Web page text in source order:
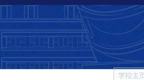
学校主